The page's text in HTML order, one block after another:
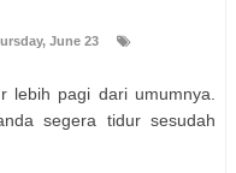
June 23
lebih pagi dari umumnya.
segera tidur sesudah